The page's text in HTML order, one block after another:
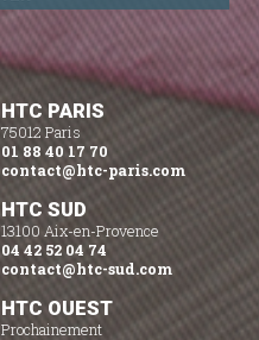
HTC PARIS
75012 Paris
01 88 40 17 70
contact@htc-paris.com
HTC SUD
13100 Aix-en-Provence
04 42 52 04 74
contact@htc-sud.com
HTC OUEST
Prochainement